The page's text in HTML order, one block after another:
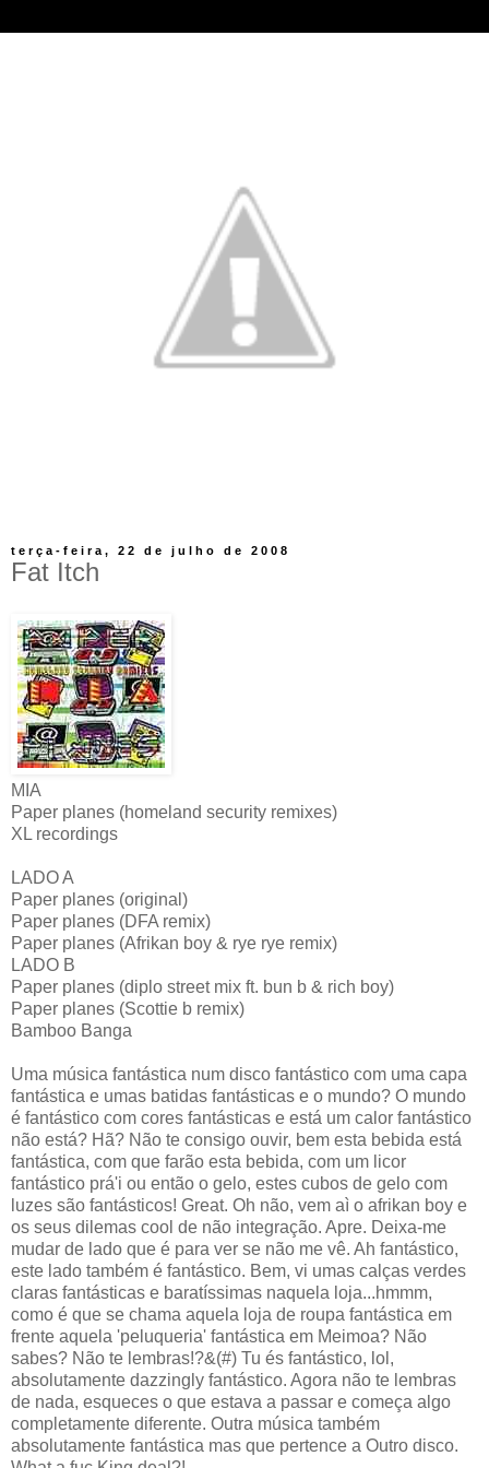
terça-feira, 22 de julho de 2008
Fat Itch
MIA
Paper planes (homeland security remixes)
XL recordings
LADO A
Paper planes (original)
Paper planes (DFA remix)
Paper planes (Afrikan boy & rye rye remix)
LADO B
Paper planes (diplo street mix ft. bun b & rich boy)
Paper planes (Scottie b remix)
Bamboo Banga
Uma música fantástica num disco fantástico com uma capa
fantástica e umas batidas fantásticas e o mundo? O mundo
é fantástico com cores fantásticas e está um calor fantástico
não está? Hã? Não te consigo ouvir, bem esta bebida está
fantástica, com que farão esta bebida, com um licor
fantástico prá'i ou então o gelo, estes cubos de gelo com
luzes são fantásticos! Great. Oh não, vem aì o afrikan boy e
os seus dilemas cool de não integração. Apre. Deixa-me
mudar de lado que é para ver se não me vê. Ah fantástico,
este lado também é fantástico. Bem, vi umas calças verdes
claras fantásticas e baratíssimas naquela loja...hmmm,
como é que se chama aquela loja de roupa fantástica em
frente aquela 'peluqueria' fantástica em Meimoa? Não
sabes? Não te lembras!?&(#) Tu és fantástico, lol,
absolutamente dazzingly fantástico. Agora não te lembras
de nada, esqueces o que estava a passar e começa algo
completamente diferente. Outra música também
absolutamente fantástica mas que pertence a Outro disco.